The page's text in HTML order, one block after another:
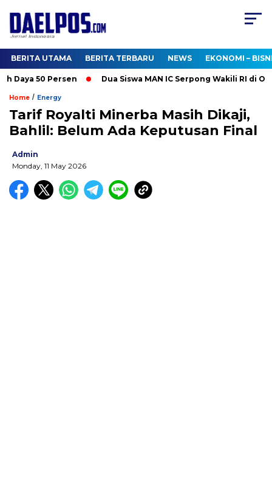
BERITA UTAMA BERITA TERBARU NEWS EKONOMI –
50 Persen Dua Siswa MAN IC Serpong Wakili RI di
Home / Energy
Tarif Royalti Minerba Masih Dikaji,
Bahlil: Belum Ada Keputusan Final
Admin
Monday, 11 May 2026